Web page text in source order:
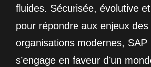
fluides. Sécurisée, évolutive
pour répondre aux enjeux des
organisations modernes, SAP
s’engage en faveur d’un